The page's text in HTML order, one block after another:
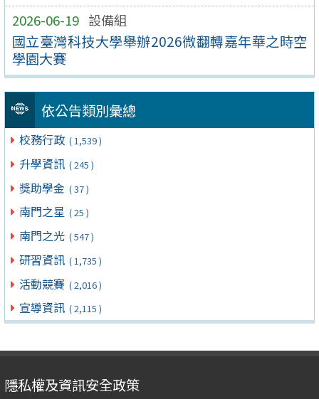
2026-06-19 設備組
國立臺灣科技大學舉辦2026微翻轉嘉年華之時空
學園大賽
依公告類別彙總
校務行政 ( 1,539 )
升學資訊 ( 245 )
獎助學金 ( 37 )
南門之星 ( 25 )
南門之光 ( 547 )
研習資訊 ( 1,735 )
活動競賽 ( 2,016 )
宣導資訊 ( 2,115 )
隱私權及資訊安全政策